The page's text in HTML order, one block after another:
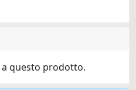
questo prodotto.